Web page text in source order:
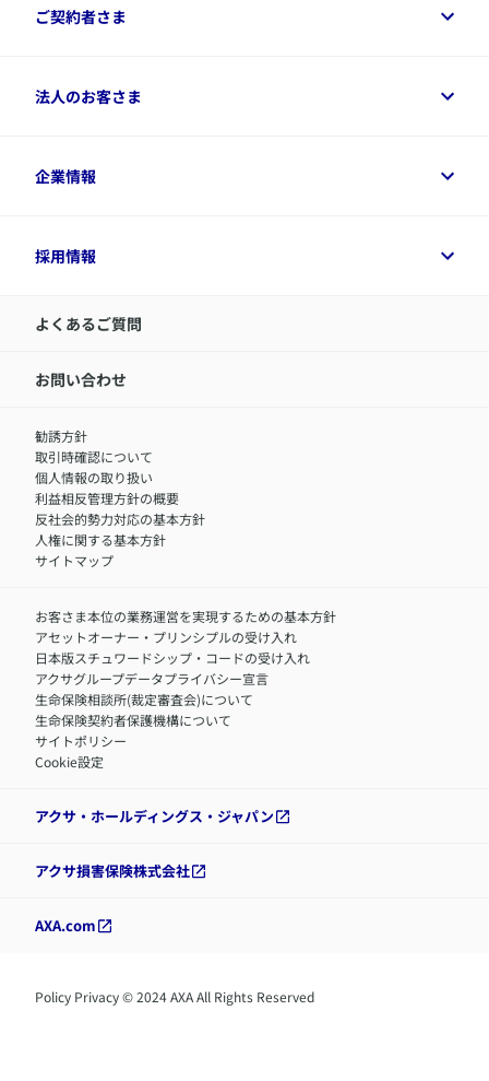
保険をご検討中のお客さまトップ
資料請求
変額保険各種情報
ご契約者さま
ご契約者さまトップ
デジタル約款
令和8年（2026年）分の生命保険料控除証明書について
アクサのネット完結保険（旧アクサダイレクト生命）
法人のお客さま
法人のお客さまトップ
経営者サポートサービス
企業情報
企業情報トップ
アクサ生命が選ばれる理由
IR情報
サステナビリティの取り組み
​お客さまを金融犯罪からお守りするために
アクサグループについて
採用情報
採用情報トップ
中途採用：内勤正社員
職）
中途採用：フィナンシャルプラン・アドバイザー（営業職）
障害者採用
よくあるご質問
お問い合わせ
勧誘方針
取引時確認について
個人情報の取り扱い
利益相反管理方針の概要
反社会的勢力対応の基本方針
人権に関する基本方針
サイトマップ
お客さま本位の業務運営を実現するための基本方針
アセットオーナー・プリンシプルの受け入れ
日本版スチュワードシップ・コードの受け入れ
アクサグループデータプライバシー宣言
生命保険相談所(裁定審査会)について
生命保険契約者保護機構について
サイトポリシー
Cookie設定
アクサ・ホールディングス・ジャパン
アクサ損害保険株式会社
AXA.com
Policy Privacy © 2024 AXA All Rights Reserved